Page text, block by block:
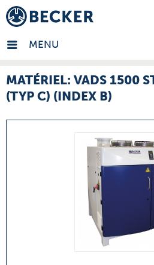
MENU
- FR
MATÉRIEL: VADS 1500
(TYP C) (INDEX B)